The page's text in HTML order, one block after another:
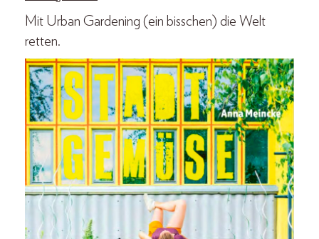
Mit Urban Gardening (ein bisschen) die Welt
retten.